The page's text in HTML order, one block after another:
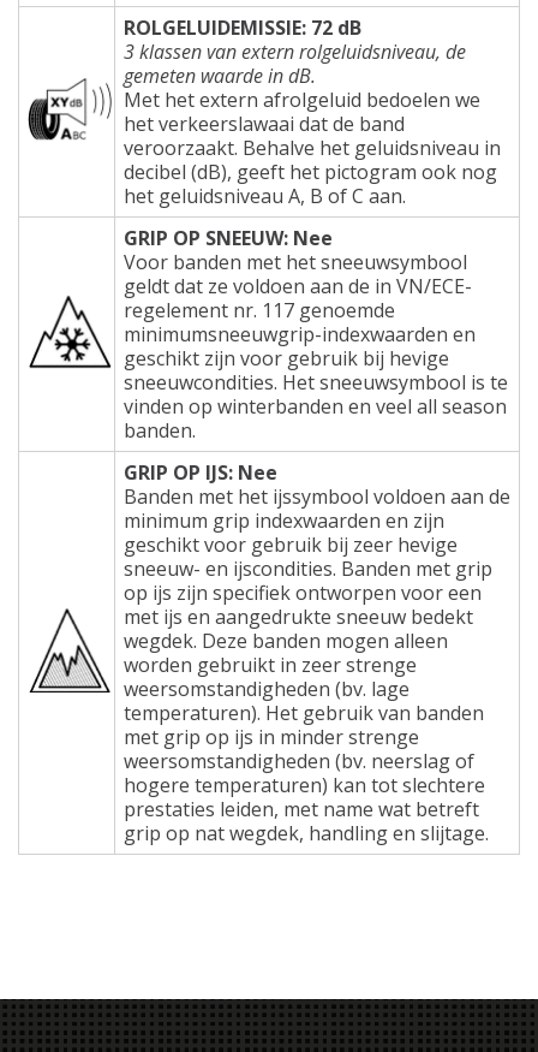
ROLGELUIDEMISSIE: 72 dB
3 klassen van extern rolgeluidsniveau, de
gemeten waarde in dB.
Met het extern afrolgeluid bedoelen we
het verkeerslawaai dat de band
veroorzaakt. Behalve het geluidsniveau in
decibel (dB), geeft het pictogram ook nog
het geluidsniveau A, B of C aan.
GRIP OP SNEEUW: Nee
Voor banden met het sneeuwsymbool
geldt dat ze voldoen aan de in VN/ECE-
regelement nr. 117 genoemde
minimumsneeuwgrip-indexwaarden en
geschikt zijn voor gebruik bij hevige
sneeuwcondities. Het sneeuwsymbool is te
vinden op winterbanden en veel all season
banden.
GRIP OP IJS: Nee
Banden met het ijssymbool voldoen aan de
minimum grip indexwaarden en zijn
geschikt voor gebruik bij zeer hevige
sneeuw- en ijscondities. Banden met grip
op ijs zijn specifiek ontworpen voor een
met ijs en aangedrukte sneeuw bedekt
wegdek. Deze banden mogen alleen
worden gebruikt in zeer strenge
weersomstandigheden (bv. lage
temperaturen). Het gebruik van banden
met grip op ijs in minder strenge
weersomstandigheden (bv. neerslag of
hogere temperaturen) kan tot slechtere
prestaties leiden, met name wat betreft
grip op nat wegdek, handling en slijtage.